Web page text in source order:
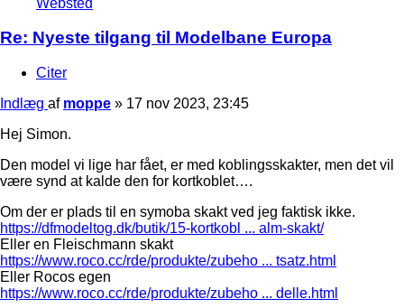
Re: Nyeste tilgang til Modelbane Europa
Citer
Indlæg af moppe » 17 nov 2023, 23:45
Hej Simon.
Den model vi lige har fået, er med koblingsskakter, men det vil
være synd at kalde den for kortkoblet….
Om der er plads til en symoba skakt ved jeg faktisk ikke.
https://dfmodeltog.dk/butik/15-kortkobl ... alm-skakt/
Eller en Fleischmann skakt
https://www.roco.cc/rde/produkte/zubeho ... tsatz.html
Eller Rocos egen
https://www.roco.cc/rde/produkte/zubeho ... delle.html